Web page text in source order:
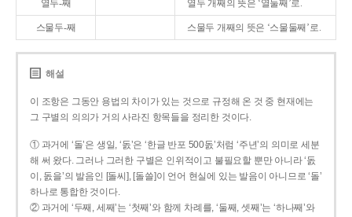
열두-째 열두 개째의 뜻은 ‘열둘째’로.
스물두-째 스물두 개째의 뜻은 ‘스물둘째’로.
해설
이 조항은 그동안 용법의 차이가 있는 것으로 규정해 온 것 중 현재에는
그 구별의 의의가 거의 사라진 항목들을 정리한 것이다.
① 과거에 ‘돌’은 생일, ‘돐’은 ‘한글 반포 500돐’처럼 ‘주년’의 의미로 세분
해 써 왔다. 그러나 그러한 구별은 인위적이고 불필요할 뿐만 아니라 ‘돐
이, 돐을’의 발음인 [돌씨], [돌쓸]이 언어 현실에 있는 발음이 아니므로 ‘돌’
하나로 통합한 것이다.
② 과거에 ‘두째, 세째’는 ‘첫째’와 함께 차례를, ‘둘째, 셋째’는 ‘하나째’와